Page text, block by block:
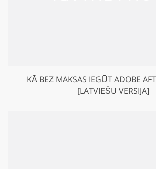
KĀ BEZ MAKSAS IEGŪT ADOBE
[LATVIEŠU VERSIJA]